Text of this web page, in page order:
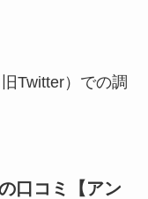
どう？代わり
用ゴミ箱はい
？みんなどう
Twitter）での調
口コミ【アン